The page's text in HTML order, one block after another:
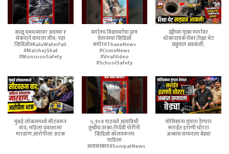
काळू धबधब्यावर अवघ्या १
सेकंदाने वाचला जीव; पहा
व्हिडिओ#KaluWaterfall
#MalshejGhat
#MonsoonSafety
वर्गातच विद्यार्थ्याचा ड्रग्ज
घेतानाचा व्हिडिओ
समोर#ThaneNews
#CrimeNews
#ViralVideo
#SchoolSafety
उंड्रीच्या मुख्य मार्गावर
धोकादायक चेंबर;रिक्षा थेट
खड्ड्यात अडकली,
मुंबई लोकलमध्ये सीटवरून
वाद; महिला प्रवाशाला
मारहाण,आरोपीला अटक
५,१०१ पाठवते अंत्यविधी
तुम्हीच उरका;निर्दयी पोरींनी
व्हिडिओ कॉलवरूनच
पाहिला
अंत्यसंस्कार#SonipatNews
पोलिसांना गुंगारा देणारा
सराईत इराणी चोरटा
अब्बास सय्यदला बेड्या